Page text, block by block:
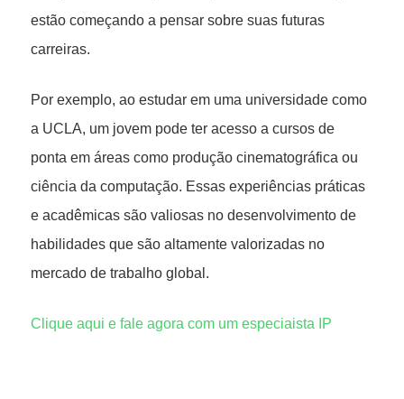
estão começando a pensar sobre suas futuras
carreiras.
Por exemplo, ao estudar em uma universidade como
a UCLA, um jovem pode ter acesso a cursos de
ponta em áreas como produção cinematográfica ou
ciência da computação. Essas experiências práticas
e acadêmicas são valiosas no desenvolvimento de
habilidades que são altamente valorizadas no
mercado de trabalho global.
Clique aqui e fale agora com um especiaista IP